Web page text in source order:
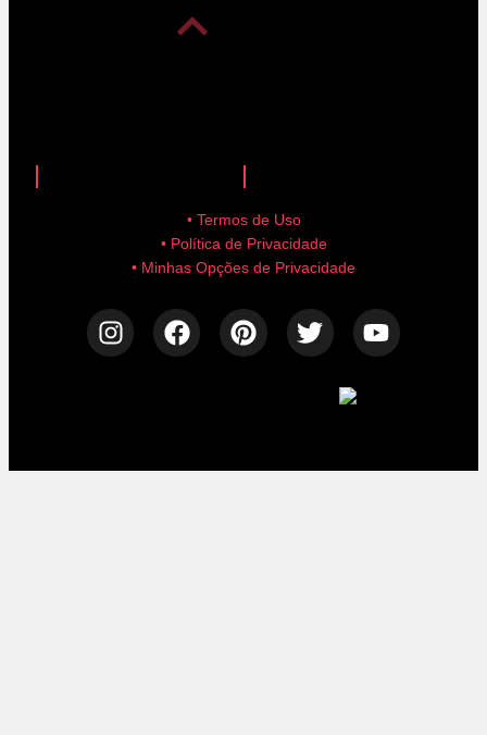
• Termos de Uso
• Política de Privacidade
• Minhas Opções de Privacidade